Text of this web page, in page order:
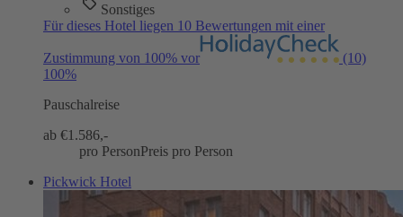
Sonstiges
Für dieses Hotel liegen 10 Bewertungen mit einer
Zustimmung von 100% vor
(10)
100%
Pauschalreise
ab €1.586,-
pro PersonPreis pro Person
Pickwick Hotel